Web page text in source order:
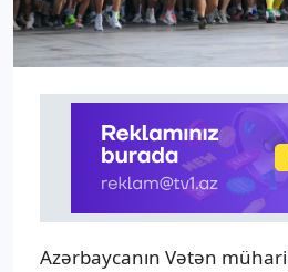
Azərbaycanın Vətən